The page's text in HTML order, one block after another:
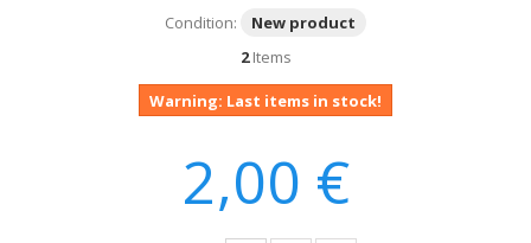
Condition:
New product
2 Items
Warning: Last items in stock!
2,00 €